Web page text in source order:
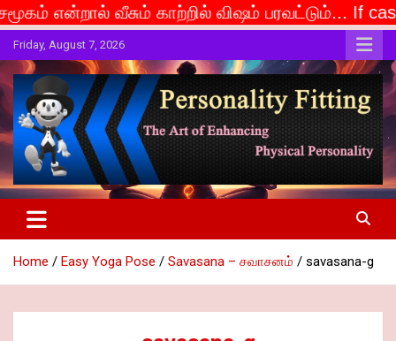
காற்றில் விஷம் பரவட்டும்... If caste is deemed
Skip
to
content
Friday, August 7, 2026
Personality Fitting
The Art of Enhancing Physical Personality
Home Easy Yoga Pose Savasana – சவாசனம் savasana-g